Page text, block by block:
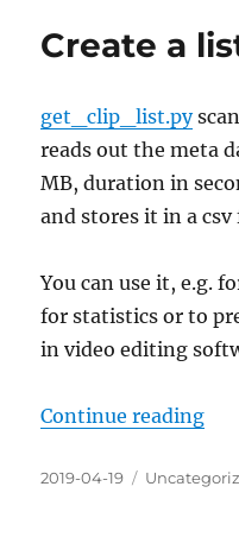
Create a
get_clip_list.py
reads out the meta
MB, duration in
and stores it in a csv
You can use it, e.g.
for statistics or to
in video editing
Continue reading
Posted
2019-04-19 Categories